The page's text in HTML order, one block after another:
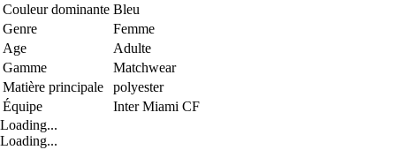
Couleur dominante Bleu
Genre
Femme
Age
Adulte
Gamme
Matchwear
Matière principale
polyester
Équipe
Inter Miami CF
Loading...
Loading...